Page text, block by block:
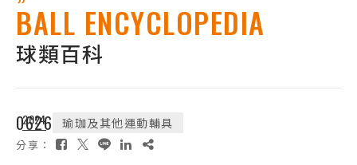
BALL ENCYCLOPEDIA
球類百科
2024
0626 瑜珈及其他運動輔具
分享：